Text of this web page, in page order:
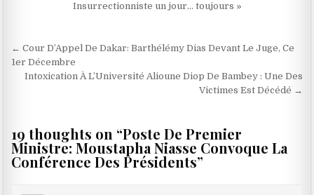
Insurrectionniste un jour… toujours »
Navigation
de
← Cour D’Appel De Dakar: Barthélémy Dias Devant Le Juge, Ce
1er Décembre
Intoxication À L’Université Alioune Diop De Bambey : Une Des
Victimes Est Décédé →
19 thoughts on “Poste De Premier
Ministre: Moustapha Niasse Convoque La
Conférence Des Présidents”